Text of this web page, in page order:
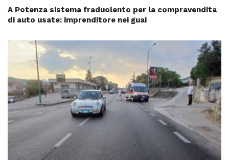
A Potenza sistema fraduolento per la compravendita
di auto usate: imprenditore nei guai